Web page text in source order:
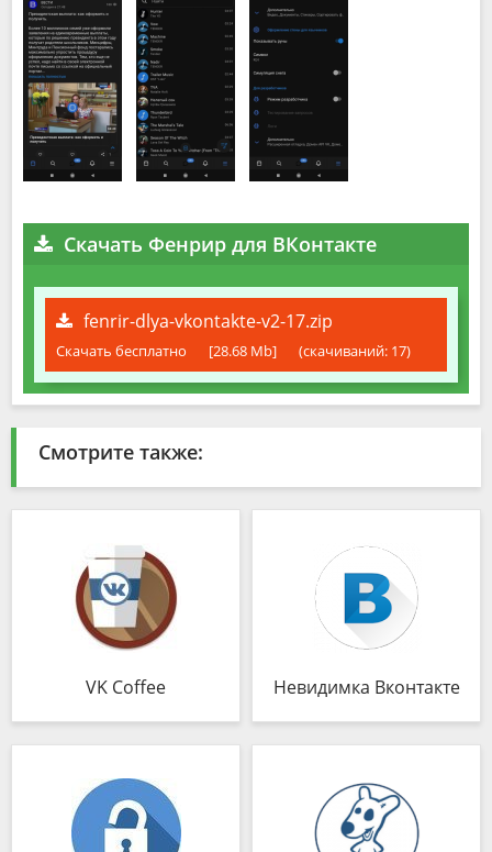
Скачать Фенрир для ВКонтакте
fenrir-dlya-vkontakte-v2-17.zip
Скачать бесплатно [28.68 Mb] (cкачиваний: 17)
Смотрите также:
VK Coffee Невидимка Вконтакте